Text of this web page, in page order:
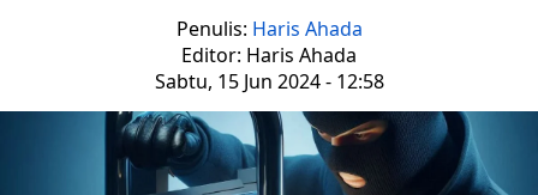
Penulis: Haris Ahada
Editor: Haris Ahada
Sabtu, 15 Jun 2024 - 12:58